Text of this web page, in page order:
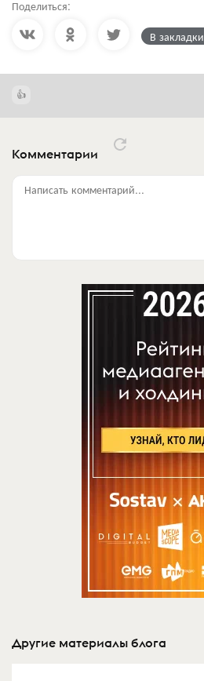
Поделиться:
В закладки
Комментарии
Написать комментарий...
Другие материалы блога